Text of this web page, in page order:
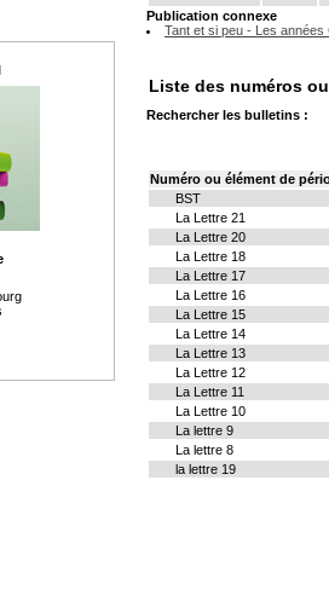
Publication connexe
Tant et si peu - Les années
Liste des numéros
Rechercher les bulletins :
Numéro ou élément de
BST
La Lettre 21
La Lettre 20
La Lettre 18
La Lettre 17
La Lettre 16
La Lettre 15
La Lettre 14
La Lettre 13
La Lettre 12
La Lettre 11
La Lettre 10
La lettre 9
La lettre 8
la lettre 19